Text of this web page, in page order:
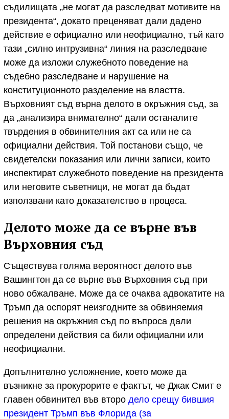
съдилищата „не могат да разследват мотивите на
президента“, докато преценяват дали дадено
действие е официално или неофициално, тъй като
тази „силно интрузивна“ линия на разследване
може да изложи служебното поведение на
съдебно разследване и нарушение на
конституционното разделение на властта.
Върховният съд върна делото в окръжния съд, за
да „анализира внимателно“ дали останалите
твърдения в обвинителния акт са или не са
официални действия. Той постанови също, че
свидетелски показания или лични записи, които
инспектират служебното поведение на президента
или неговите съветници, не могат да бъдат
използвани като доказателство в процеса.
Делото може да се върне във
Върховния съд
Съществува голяма вероятност делото във
Вашингтон да се върне във Върховния съд при
ново обжалване. Може да се очаква адвокатите на
Тръмп да оспорят неизгодните за обвиняемия
решения на окръжния съд по въпроса дали
определени действия са били официални или
неофициални.
Допълнително усложнение, което може да
възникне за прокурорите е фактът, че Джак Смит e
главен обвинител във второ дело срещу бившия
президент Тръмп във Флорида (за